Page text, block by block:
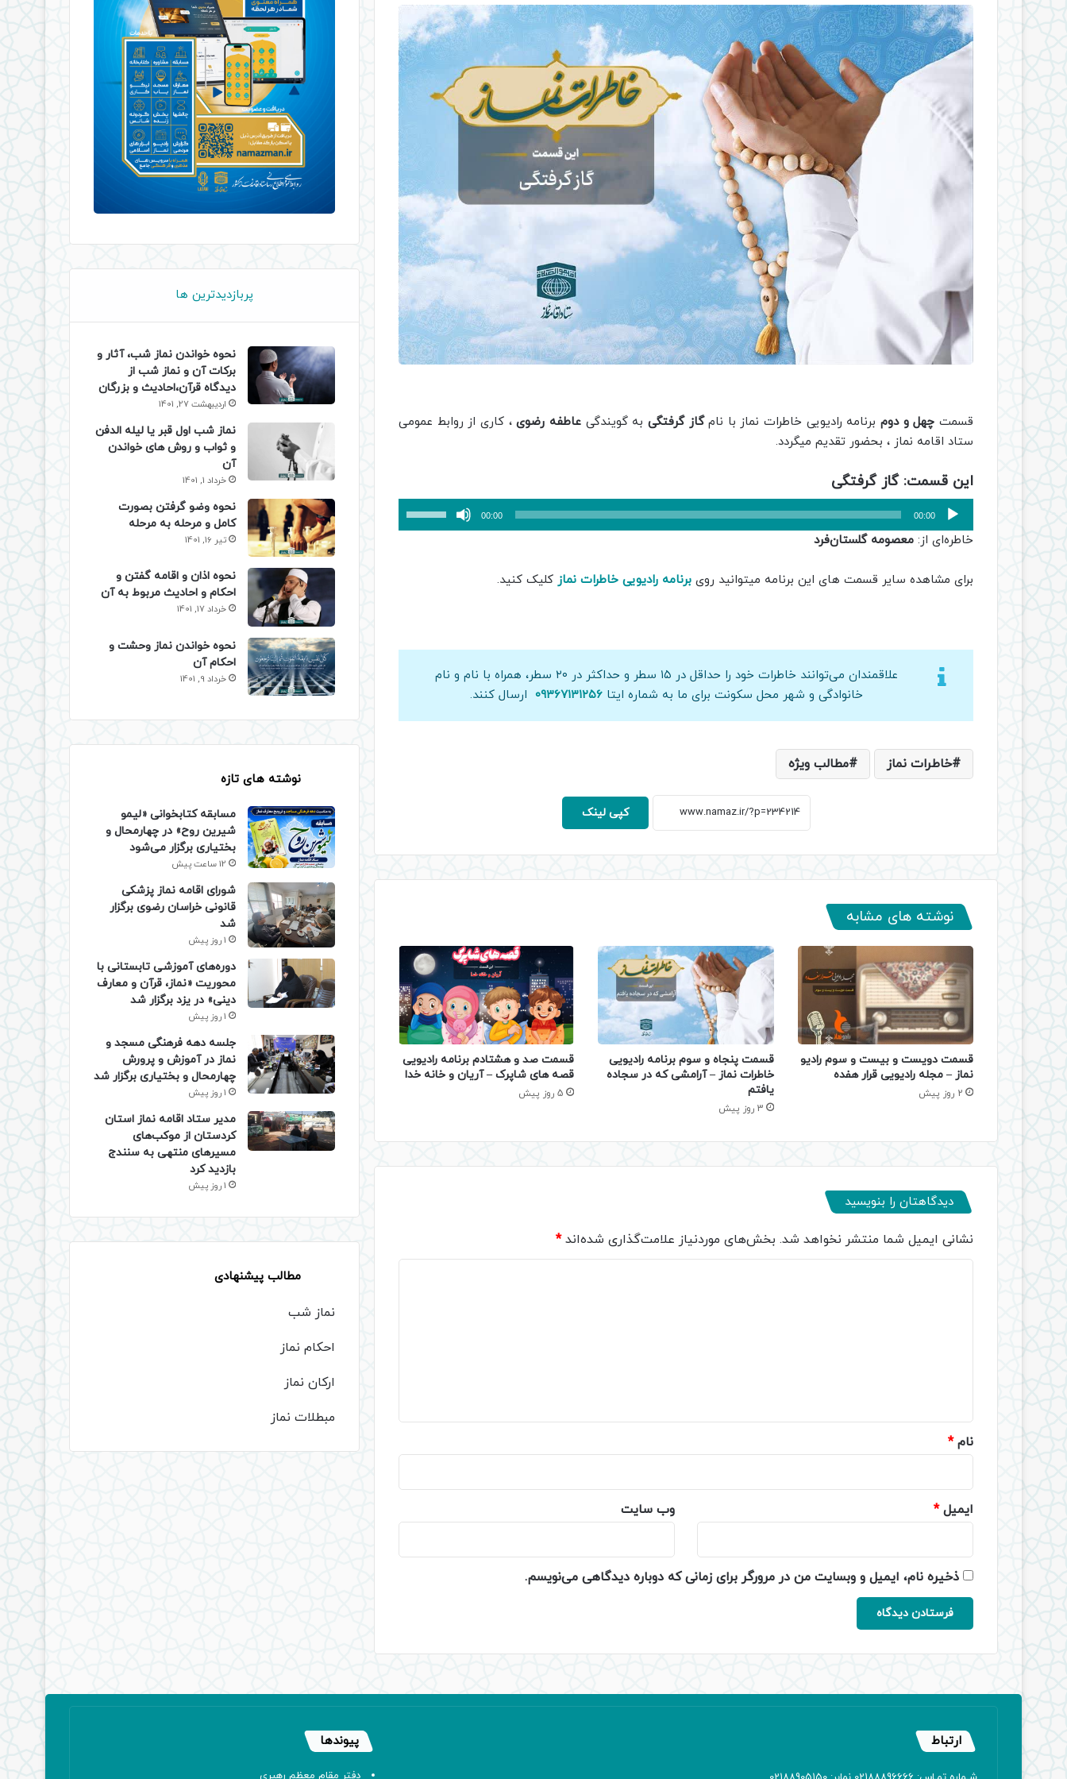
قسمت چهل و دوم برنامه رادیویی خاطرات نماز با نامگاز گرفتگی به گویندگی عاطفه رضوی، کاری از روابط عمومی
ستاد اقامه نماز ، بحضور تقدیم میگردد.
این قسمت: گاز گرفتگی
پخش‌کننده
صوت
00:00
00:00
افزایش
بالا
خاطره‌ای از: معصومه گلستان‌فرد
برای مشاهده سایر قسمت های این برنامه میتوانید روی برنامه رادیویی خاطرات نماز کلیک کنید.
علاقمندان می‌توانند خاطرات خود را حداقل در ۱۵ سطر و حداکثر در ۲۰ سطر، همراه با نام و نام
خانوادگی و شهر محل سکونت برای ما به شماره ایتا۰۹۳۶۷۱۳۱۲۵۶ ارسال کنند.
خاطرات نماز مطالب ویژه
کپی لینک
نوشته های مشابه
قسمت دویست و بیست و سوم رادیو
نماز – مجله رادیویی قرار هفده
2 روز پیش
قسمت پنجاه و سوم برنامه رادیویی
خاطرات نماز – آرامشی که در سجاده
یافتم
3 روز پیش
قسمت صد و هشتادم برنامه رادیویی
قصه های شاپرک – آریان و خانه خدا
5 روز پیش
دیدگاهتان را بنویسید
نشانی ایمیل شما منتشر نخواهد شد. بخش‌های موردنیاز علامت‌گذاری شده‌اند*
نام*
ایمیل* وب‌ سایت
ذخیره نام، ایمیل و وبسایت من در مرورگر برای زمانی که دوباره دیدگاهی می‌نویسم.
پربازدیدترین ها
نحوه خواندن نماز شب، آثار و
برکات آن و نماز شب از
دیدگاه قرآن،احادیث و بزرگان
اردیبهشت 27, 1401
نماز شب اول قبر یا لیله الدفن
و ثواب و روش های خواندن
آن
خرداد 1, 1401
نحوه وضو گرفتن بصورت
کامل و مرحله به مرحله
تیر 16, 1401
نحوه اذان و اقامه گفتن و
احکام و احادیث مربوط به آن
خرداد 17, 1401
نحوه خواندن نماز وحشت و
احکام آن
خرداد 9, 1401
نوشته های تازه
مسابقه کتابخوانی «لیمو
شیرین روح» در چهارمحال و
بختیاری برگزار می‌شود
12 ساعت پیش
شورای اقامه نماز پزشکی
قانونی خراسان رضوی برگزار
شد
1 روز پیش
دوره‌های آموزشی تابستانی با
محوریت «نماز، قرآن و معارف
دینی» در یزد برگزار شد
1 روز پیش
جلسه دهه فرهنگی مسجد و
نماز در آموزش و پرورش
چهارمحال و بختیاری برگزار شد
1 روز پیش
مدیر ستاد اقامه نماز استان
کردستان از موکب‌های
مسیرهای منتهی به سنندج
بازدید کرد
1 روز پیش
مطالب پیشنهادی
نماز شب
احکام نماز
ارکان نماز
مبطلات نماز
ارتباط پیوندها
دفتر مقام معظم رهبری